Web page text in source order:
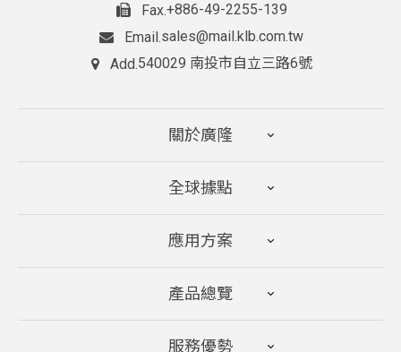
Fax.+886-49-2255-139
Email.sales@mail.klb.com.tw
Add.540029 南投市自立三路6號
關於廣隆
全球據點
應用方案
產品總覽
服務優勢